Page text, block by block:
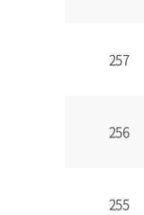
257
256
255